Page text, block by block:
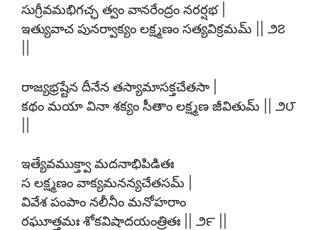
సుగ్రీవమభిగచ్ఛ త్వం వానరేంద్రం నరర్షభ |
ఇత్యువాచ పునర్వాక్యం లక్ష్మణం సత్యవిక్రమమ్ || ౨౭
రాజ్యభ్రష్టేన దీనేన తస్యామాసక్తచేతసా |
కథం మయా వినా శక్యం సీతాం లక్ష్మణ జీవితుమ్ || ౨౮
ఇత్యేవముక్త్వా మదనాభిపిడితః
స లక్ష్మణం వాక్యమనన్యచేతసమ్ |
వివేశ పంపాం నలీనీం మనోహరాం
రఘూత్తమః శోకవిషాదయంత్రితః || ౨౯ ||